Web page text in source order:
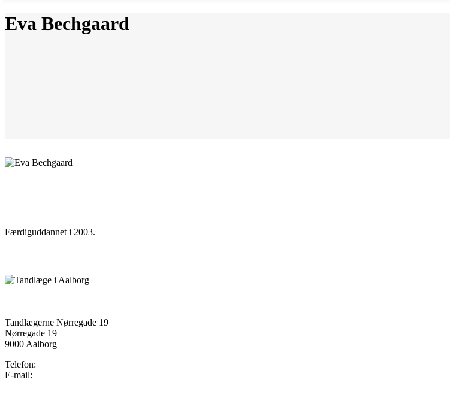
Eva Bechgaard
Færdiguddannet i 2003.
Tandlægerne Nørregade 19
Nørregade 19
9000 Aalborg
Telefon:
E-mail: